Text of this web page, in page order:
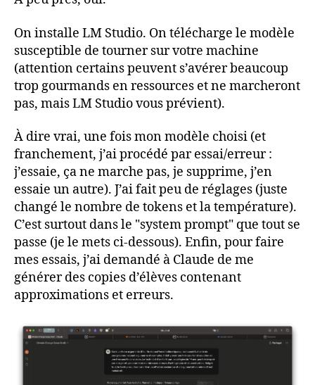
On installe LM Studio. On télécharge le modèle
susceptible de tourner sur votre machine
(attention certains peuvent s’avérer beaucoup
trop gourmands en ressources et ne marcheront
pas, mais LM Studio vous prévient).
À dire vrai, une fois mon modèle choisi (et
franchement, j’ai procédé par essai/erreur :
j’essaie, ça ne marche pas, je supprime, j’en
essaie un autre). J’ai fait peu de réglages (juste
changé le nombre de tokens et la température).
C’est surtout dans le "system prompt" que tout se
passe (je le mets ci-dessous). Enfin, pour faire
mes essais, j’ai demandé à Claude de me
générer des copies d’élèves contenant
approximations et erreurs.